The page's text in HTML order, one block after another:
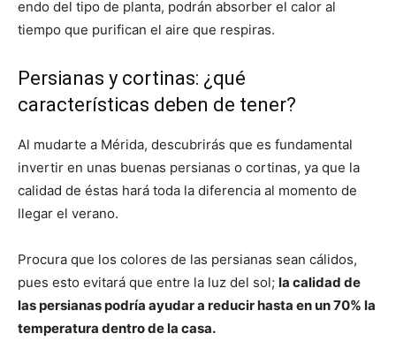
endo del tipo de planta, podrán absorber el calor al
tiempo que purifican el aire que respiras.
Persianas y cortinas: ¿qué
características deben de tener?
Al mudarte a Mérida, descubrirás que es fundamental
invertir en unas buenas persianas o cortinas, ya que la
calidad de éstas hará toda la diferencia al momento de
llegar el verano.
Procura que los colores de las persianas sean cálidos,
pues esto evitará que entre la luz del sol; la calidad de
las persianas podría ayudar a reducir hasta en un 70% la
temperatura dentro de la casa.